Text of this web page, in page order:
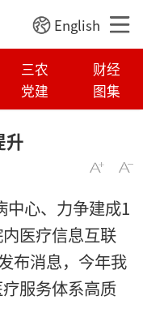
English
三农
财经
党建 图集
升
中心、力争建成1
医疗信息互联
布消息，今年我
服务体系高质